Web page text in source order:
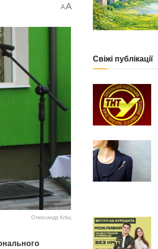
AA
Олександр Кліщ
Свіжі публікації